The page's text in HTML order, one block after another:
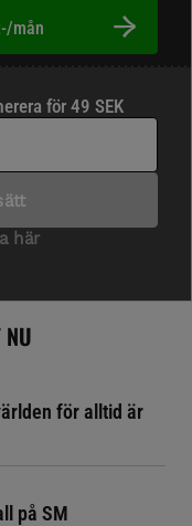
mån
NU
för alltid är
på SM